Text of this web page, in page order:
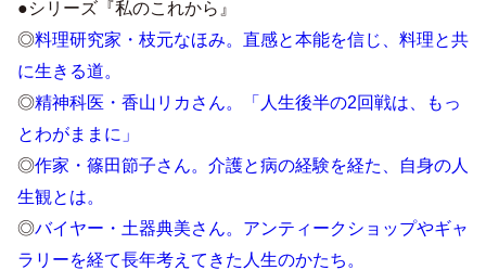
●シリーズ『私のこれから』
◎料理研究家・枝元なほみ。直感と本能を信じ、料理と共
に生きる道。
◎精神科医・香山リカさん。「人生後半の2回戦は、もっ
とわがままに」
◎作家・篠田節子さん。介護と病の経験を経た、自身の人
生観とは。
◎バイヤー・土器典美さん。アンティークショップやギャ
ラリーを経て長年考えてきた人生のかたち。